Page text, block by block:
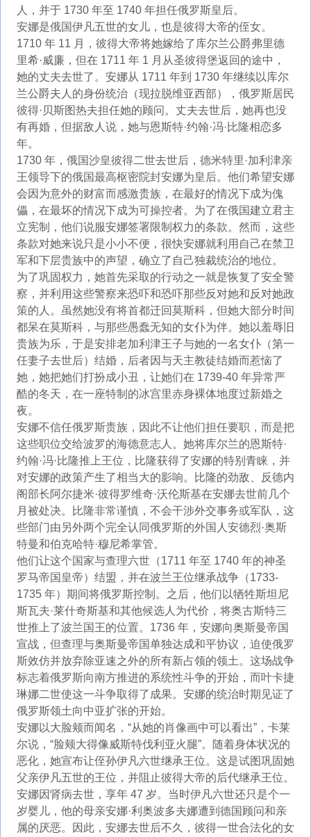
人，并于 1730 年至 1740 年担任俄罗斯皇后。
安娜是俄国伊凡五世的女儿，也是彼得大帝的侄女。
1710 年 11 月，彼得大帝将她嫁​​给了库尔兰公爵弗里德
里希·威廉，但在 1711 年 1 月从圣彼得堡返回的途中，
她的丈夫去世了。安娜从 1711 年到 1730 年继续以库尔
兰公爵夫人的身份统治（现拉脱维亚西部），俄罗斯居民
彼得·贝斯图热夫担任她的顾问。丈夫去世后，她再也没
有再婚，但据敌人说，她与恩斯特·约翰·冯·比隆相恋多
年。
1730 年，俄国沙皇彼得二世去世后，德米特里·加利津亲
王领导下的俄国最高枢密院封安娜为皇后。他们希望安娜
会因为意外的财富而感激贵族，在最好的情况下成为傀
儡，在最坏的情况下成为可操控者。为了在俄国建立君主
立宪制，他们说服安娜签署限制权力的条款。然而，这些
条款对她来说只是小小不便，很快安娜就利用自己在禁卫
军和下层贵族中的声望，确立了自己独裁统治的地位。
为了巩固权力，她首先采取的行动之一就是恢复了安全警
察，并利用这些警察来恐吓和恐吓那些反对她和反对她政
策的人。虽然她没有将首都迁回莫斯科，但她大部分时间
都呆在莫斯科，与那些愚蠢无知的女仆为伴。她以羞辱旧
贵族为乐，于是安排老加利津王子与她的一名女仆（第一
任妻子去世后）结婚，后者因与天主教徒结婚而惹恼了
她，她把她们打扮成小丑，让她们在 1739-40 年异常严
酷的冬天，在一座特制的冰宫里赤身裸体地度过新婚之
夜。
安娜不信任俄罗斯贵族，因此不让他们担任要职，而是把
这些职位交给波罗的海德意志人。她将库尔兰的恩斯特·
约翰·冯·比隆推上王位，比隆获得了安娜的特别青睐，并
对安娜的政策产生了相当大的影响。比隆的劲敌、反德内
阁部长阿尔捷米·彼得罗维奇·沃伦斯基在安娜去世前几个
月被处决。比隆非常谨慎，不会干涉外交事务或军队，这
些部门由另外两个完全认同俄罗斯的外国人安德烈·奥斯
特曼和伯克哈特·穆尼希掌管。
他们让这个国家与查理六世（1711 年至 1740 年的神圣
罗马帝国皇帝）结盟，并在波兰王位继承战争（1733-
1735 年）期间将俄罗斯控制。之后，他们以牺牲斯坦尼
斯瓦夫·莱什奇斯基和其他候选人为代价，将奥古斯特三
世推上了波兰国王的位置。1736 年，安娜向奥斯曼帝国
宣战，但查理与奥斯曼帝国单独达成和平协议，迫使俄罗
斯效仿并放弃除亚速之外的所有新占领的领土。这场战争
标志着俄罗斯向南方推进的系统性斗争的开始，而叶卡捷
琳娜二世使这一斗争取得了成果。安娜的统治时期见证了
俄罗斯领土向中亚扩张的开始。
安娜以大脸颊而闻名，“从她的肖像画中可以看出”，卡莱
尔说，“脸颊大得像威斯特伐利亚火腿”。随着身体状况的
恶化，她宣布让侄孙伊凡六世继承王位。这是试图巩固她
父亲伊凡五世的王位，并阻止彼得大帝的后代继承王位。
安娜因肾病去世，享年 47 岁。当时伊凡六世还只是个一
岁婴儿，他的母亲安娜·利奥波多夫娜遭到德国顾问和亲
属的厌恶。因此，安娜去世后不久，彼得一世合法化的女